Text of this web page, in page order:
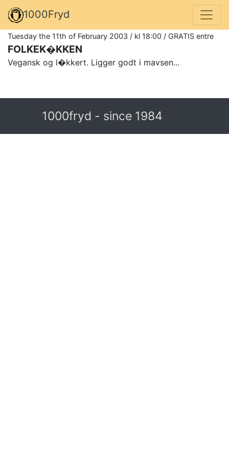
1000Fryd
Tuesday the 11th of February 2003 / kl 18:00 / GRATIS entre
FOLKEK�KKEN
Vegansk og l�kkert. Ligger godt i mavsen...
1000fryd - since 1984